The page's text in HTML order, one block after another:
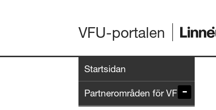
VFU-portalen
Startsidan
Partnerområden för VFU